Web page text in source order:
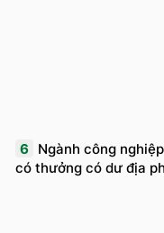
6 Ngành công
có thưởng có dư địa